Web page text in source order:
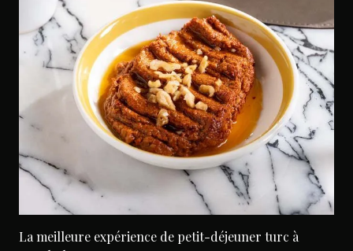
La meilleure expérience de petit-déjeuner turc à